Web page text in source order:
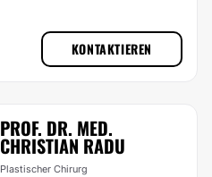
KONTAKTIEREN
PROF. DR. MED.
CHRISTIAN RADU
Plastischer Chirurg